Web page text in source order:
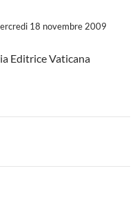
18 novembre 2009
Editrice Vaticana